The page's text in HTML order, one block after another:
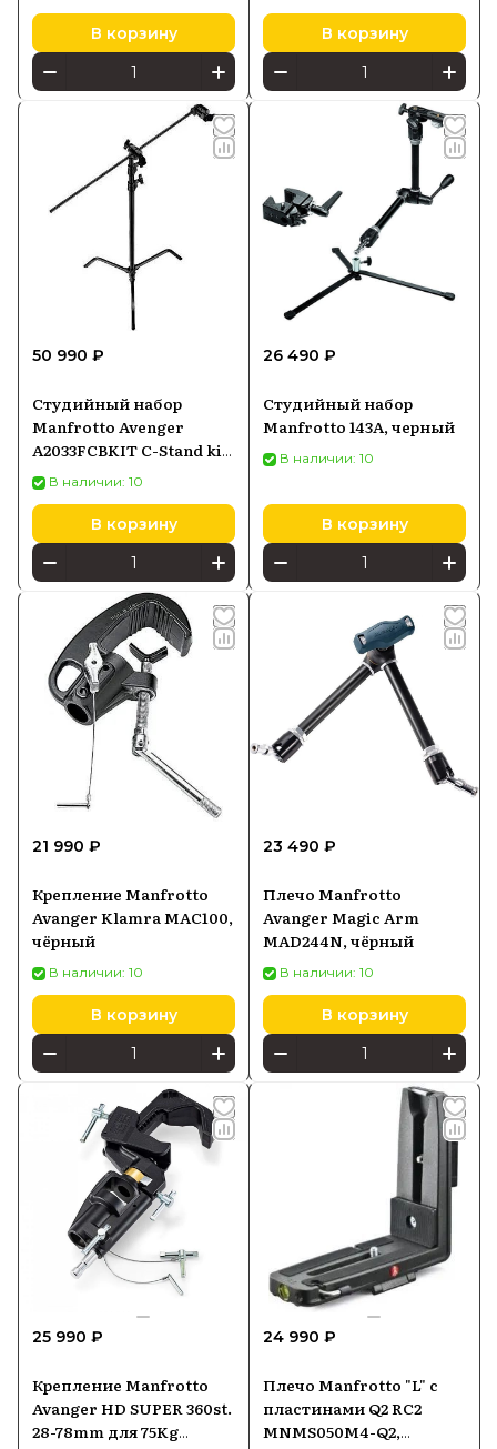
В корзину В корзину
50 990 ₽
Студийный набор
Manfrotto Avenger
A2033FCBKIT C-Stand kit
33, чёрный
В наличии: 10
В корзину
26 490 ₽
Студийный набор
Manfrotto 143A, черный
В наличии: 10
В корзину
21 990 ₽
Крепление Manfrotto
Avanger Klamra MAC100,
чёрный
В наличии: 10
В корзину
23 490 ₽
Плечо Manfrotto
Avanger Magic Arm
MAD244N, чёрный
В наличии: 10
В корзину
25 990 ₽
Крепление Manfrotto
Avanger HD SUPER 360st.
28-78mm для 75Kg
24 990 ₽
Плечо Manfrotto "L" с
пластинами Q2 RC2
MNMS050M4-Q2,